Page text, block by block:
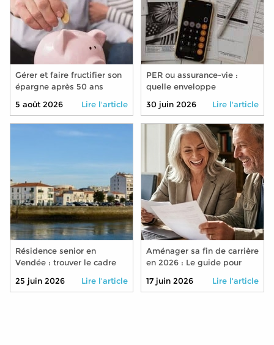
Gérer et faire fructifier son
épargne après 50 ans
5 août 2026
Lire l'article
PER ou assurance-vie :
quelle enveloppe
retraite en 2026 ?
30 juin 2026 Lire l'article
Résidence senior en
Vendée : trouver le cadre
25 juin 2026 Lire l'article
Aménager sa fin de carrière
en 2026 : Le guide pour
travail sans pénaliser sa
17 juin 2026 Lire l'article